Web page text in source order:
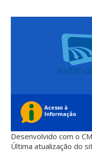
Desenvolvido com o
Última atualização do